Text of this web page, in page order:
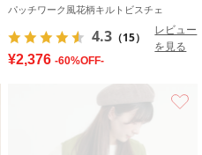
パッチワーク風花柄キルトビスチェ
4.3 （15）
レビュー
を見る
¥2,376 -60%OFF-